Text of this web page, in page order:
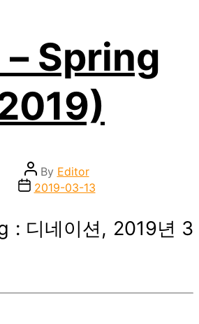
– Spring
Post
author
By Editor
Post2019-03-13
: 디네이션, 2019년 3